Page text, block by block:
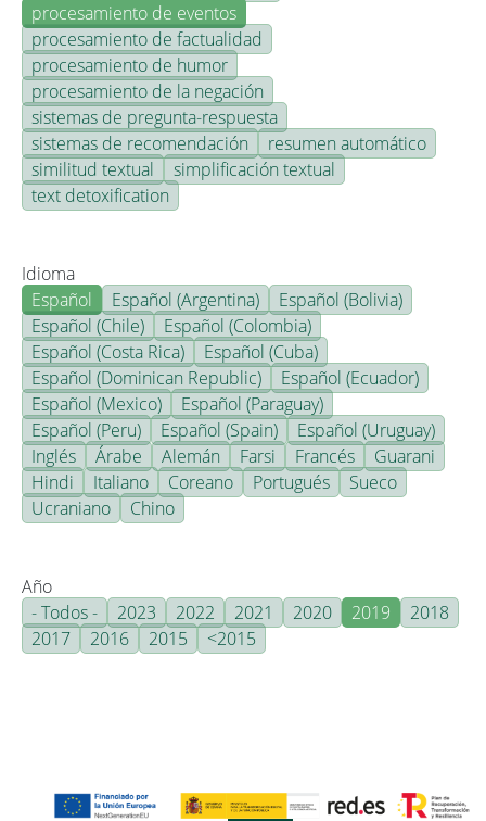
procesamiento de eventos
procesamiento de factualidad
procesamiento de humor
procesamiento de la negación
sistemas de pregunta-respuesta
sistemas de recomendación
resumen automático
similitud textual
simplificación textual
text detoxification
Idioma
Español
Español (Argentina)
Español (Bolivia)
Español (Chile)
Español (Colombia)
Español (Costa Rica)
Español (Cuba)
Español (Dominican Republic)
Español (Ecuador)
Español (Mexico)
Español (Paraguay)
Español (Peru)
Español (Spain)
Español (Uruguay)
Inglés
Árabe Alemán Farsi Francés
Guarani
Hindi
Italiano Coreano Portugués
Sueco
Ucraniano
Chino
Año
- Todos -
2023 2022 2021 2020 2019
2018
2017
2016 2015 <2015